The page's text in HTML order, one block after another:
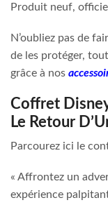
Produit neuf,
N’oubliez pas de
de les protéger,
grâce à nos
Coffret
Le Retour
Parcourez ici le
« Affrontez un
expérience